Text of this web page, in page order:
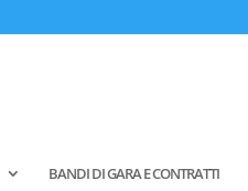
BANDI DI GARA E CONTRATTI